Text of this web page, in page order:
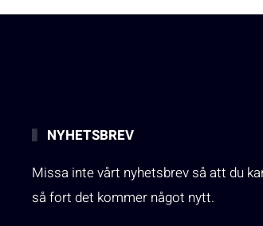
NYHETSBREV
Missa inte vårt nyhetsbrev så att du
så fort det kommer något nytt.